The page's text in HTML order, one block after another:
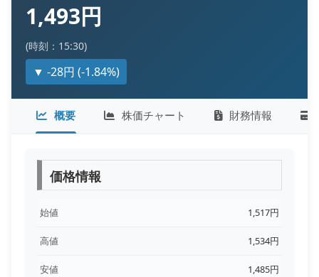
1,493円
(時刻：15:30)
▼ -28円 (-1.84%)
概要 株価チャート 財務情報
価格情報
始値 1,517円
高値 1,534円
安値 1,485円